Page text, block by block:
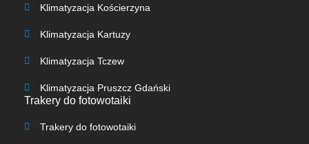
Klimatyzacja Kościerzyna
Klimatyzacja Kartuzy
Klimatyzacja Tczew
Klimatyzacja Pruszcz Gdański
Trakery do fotowotaiki
Trakery do fotowotaiki​